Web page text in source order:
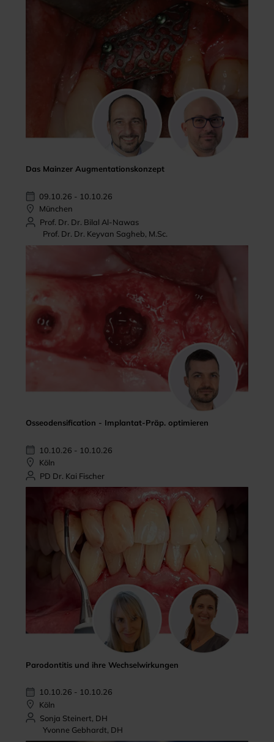
Das Mainzer Augmentationskonzept
09.10.26 - 10.10.26
München
Prof. Dr. Dr. Bilal Al-Nawas
Prof. Dr. Dr. Keyvan Sagheb, M.Sc.
Osseodensification - Implantat-Präp. optimieren
10.10.26 - 10.10.26
Köln
PD Dr. Kai Fischer
Parodontitis und ihre Wechselwirkungen
10.10.26 - 10.10.26
Köln
Sonja Steinert, DH
Yvonne Gebhardt, DH